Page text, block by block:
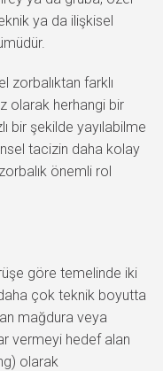
ya da ilişkisel
zorbalıktan farklı
olarak herhangi bir
bir şekilde yayılabilme
tacizin daha kolay
önemli rol
göre temelinde iki
çok teknik boyutta
mağdura veya
vermeyi hedef alan
olarak